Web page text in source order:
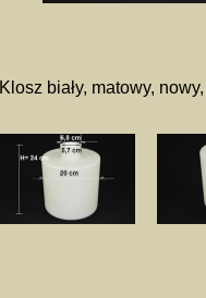
Klosz biały, matowy, nowy,